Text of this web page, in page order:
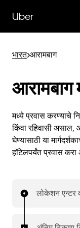
सामग्रीवरUber
भारत>आरामबाग
आरामबाग
मध्ये प्रवास करण्याचे
किंवा रहिवासी असाल,
घेण्यासाठी या
हॉटेलपर्यंत प्रवास
लोकेशन एन्टर